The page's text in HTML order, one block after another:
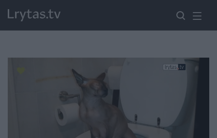
Paremkite Ukrainą